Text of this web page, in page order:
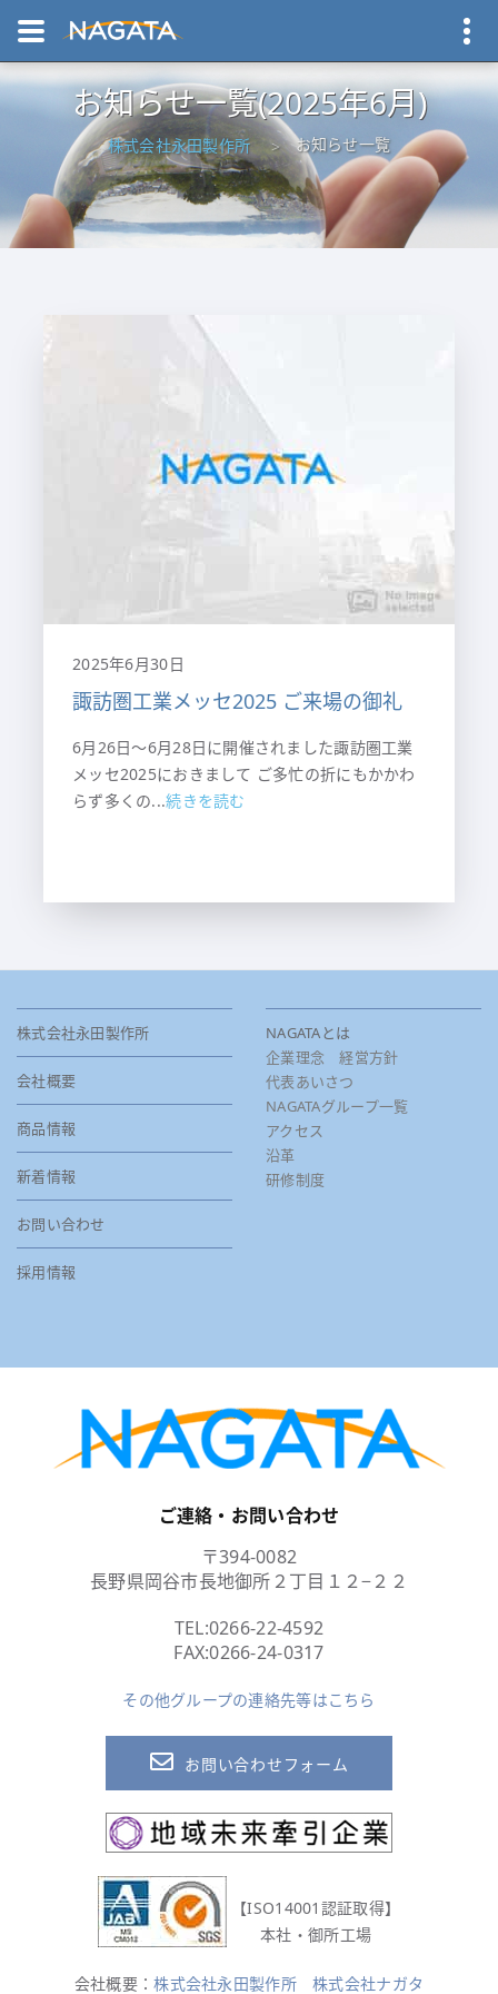
お知らせ一覧(2025年6月)
株式会社永田製作所 お知らせ一覧
2025年6月30日
諏訪圏工業メッセ2025 ご来場の御礼
6月26日～6月28日に開催されました諏訪圏工業
メッセ2025におきまして ご多忙の折にもかかわ
らず多くの...続きを読む
株式会社永田製作所
会社概要
商品情報
新着情報
お問い合わせ
採用情報
NAGATAとは
企業理念 経営方針
代表あいさつ
NAGATAグループ一覧
アクセス
沿革
研修制度
ご連絡・お問い合わせ
〒394-0082
長野県岡谷市長地御所２丁目１２−２２
TEL:0266-22-4592
FAX:0266-24-0317
その他グループの連絡先等はこちら
お問い合わせフォーム
【ISO14001認証取得】
本社・御所工場
会社概要：株式会社永田製作所 株式会社ナガタ